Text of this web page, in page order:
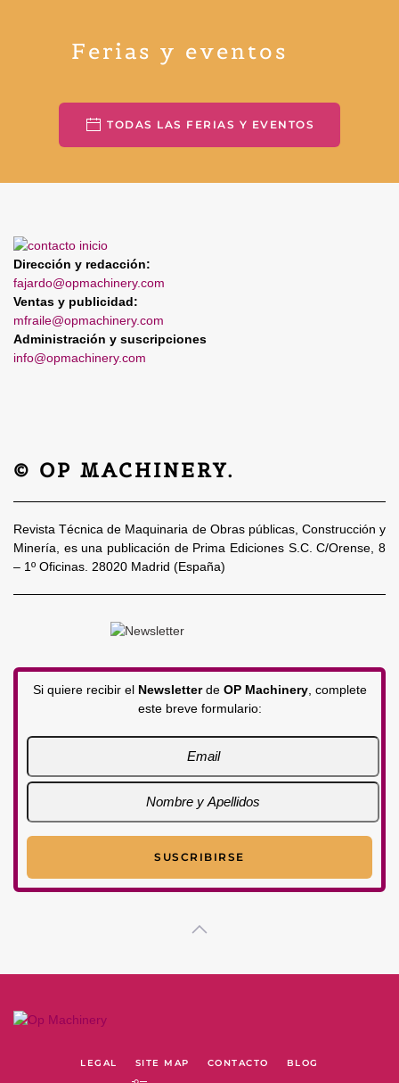
Ferias y eventos
TODAS LAS FERIAS Y EVENTOS
Dirección y redacción:
fajardo@opmachinery.com
Ventas y publicidad:
mfraile@opmachinery.com
Administración y suscripciones
info@opmachinery.com
© OP MACHINERY.
Revista Técnica de Maquinaria de Obras públicas, Construcción y
Minería, es una publicación de Prima Ediciones S.C. C/Orense, 8
– 1º Oficinas. 28020 Madrid (España)
Si quiere recibir el Newsletterde OP Machinery, complete
este breve formulario:
LEGAL SITE MAP CONTACTO BLOG